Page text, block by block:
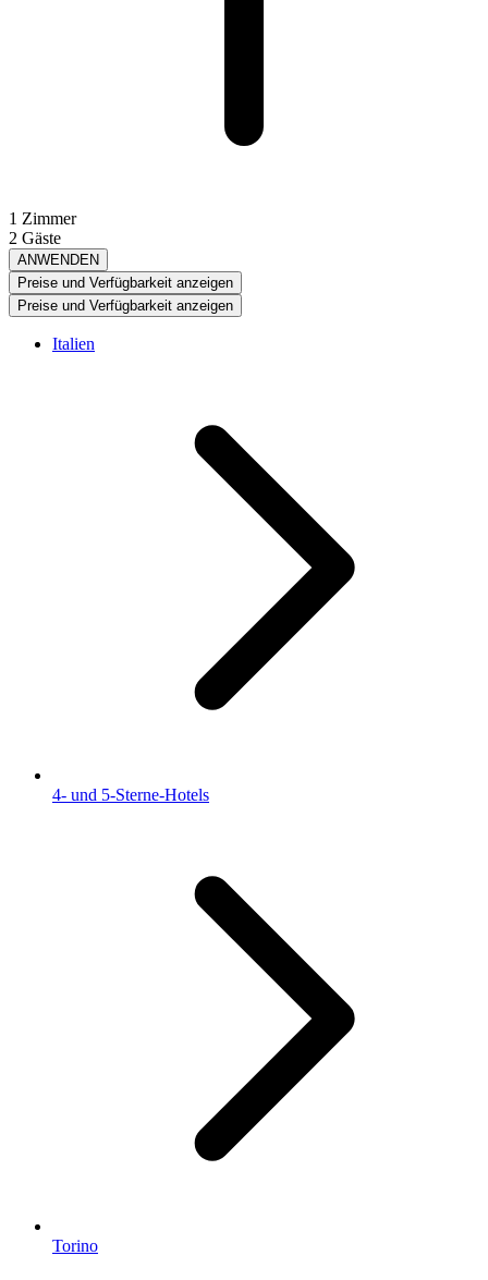
1 Zimmer
2 Gäste
ANWENDEN
Preise und Verfügbarkeit anzeigen
Preise und Verfügbarkeit anzeigen
Italien
4- und 5-Sterne-Hotels
Torino